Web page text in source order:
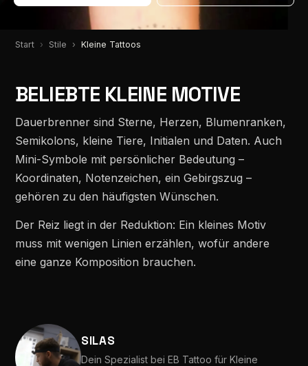
Start Stile Kleine Tattoos
BELIEBTE KLEINE MOTIVE
Dauerbrenner sind Sterne, Herzen, Blumenranken,
Semikolons, kleine Tiere, Initialen und Daten. Auch
Mini-Symbole mit persönlicher Bedeutung –
Koordinaten, Notenzeichen, ein Gebirgszug –
gehören zu den häufigsten Wünschen.
Der Reiz liegt in der Reduktion: Ein kleines Motiv
muss mit wenigen Linien erzählen, wofür andere
eine ganze Komposition brauchen.
SILAS
Dein Spezialist bei EB Tattoo für Kleine